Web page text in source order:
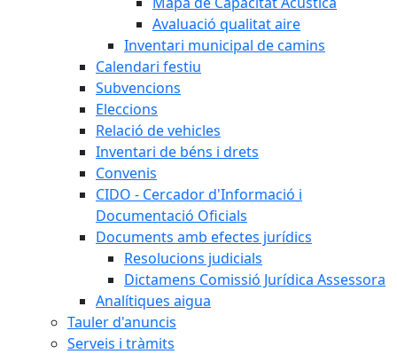
Avaluació qualitat aire
Inventari municipal de camins
Calendari festiu
Subvencions
Eleccions
Relació de vehicles
Inventari de béns i drets
Convenis
CIDO - Cercador d'Informació i
Documentació Oficials
Documents amb efectes jurídics
Resolucions judicials
Dictamens Comissió Jurídica Assessora
Analítiques aigua
Tauler d'anuncis
Serveis i tràmits